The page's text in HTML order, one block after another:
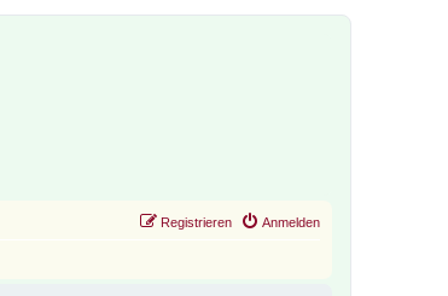
Anmelden
Registrieren